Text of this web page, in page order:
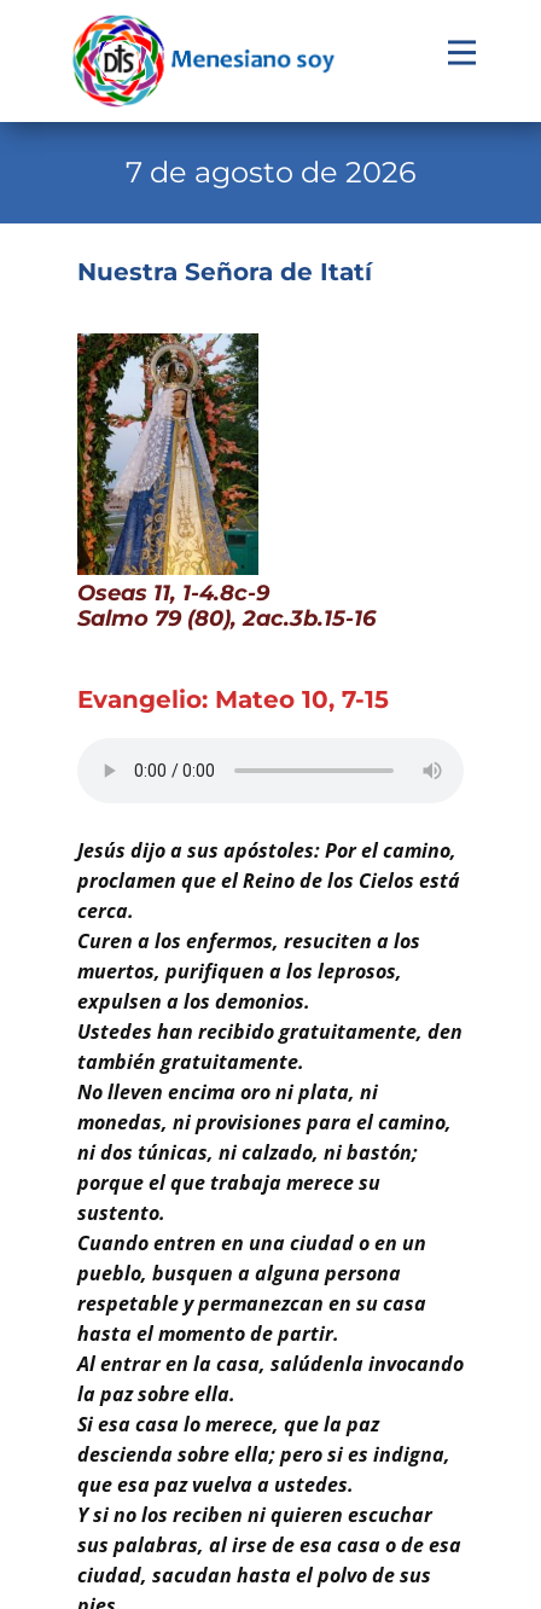
Evangelio
Familia Menesiana
Pastoral Vocacional
Recursos
Contacto
Buscar
7 de agosto de 2026
Nuestra Señora de Itatí
Oseas 11, 1-4.8c-9
Salmo 79 (80), 2ac.3b.15-16
Evangelio: Mateo 10, 7-15
Jesús dijo a sus apóstoles: Por el camino,
proclamen que el Reino de los Cielos está
cerca.
Curen a los enfermos, resuciten a los
muertos, purifiquen a los leprosos,
expulsen a los demonios.
Ustedes han recibido gratuitamente, den
también gratuitamente.
No lleven encima oro ni plata, ni
monedas, ni provisiones para el camino,
ni dos túnicas, ni calzado, ni bastón;
porque el que trabaja merece su
sustento.
Cuando entren en una ciudad o en un
pueblo, busquen a alguna persona
respetable y permanezcan en su casa
hasta el momento de partir.
Al entrar en la casa, salúdenla invocando
la paz sobre ella.
Si esa casa lo merece, que la paz
descienda sobre ella; pero si es indigna,
que esa paz vuelva a ustedes.
Y si no los reciben ni quieren escuchar
sus palabras, al irse de esa casa o de esa
ciudad, sacudan hasta el polvo de sus